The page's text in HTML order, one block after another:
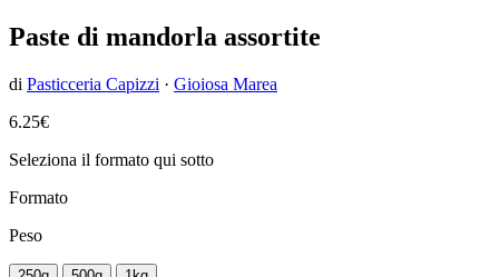
Paste di mandorla assortite
di Pasticceria Capizzi · Gioiosa Marea
6.25€
Seleziona il formato qui sotto
Formato
Peso